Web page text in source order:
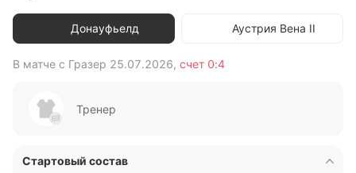
Донауфьелд Аустрия Вена II
В матче с Гразер 25.07.2026, счет 0:4
Тренер
Стартовый состав